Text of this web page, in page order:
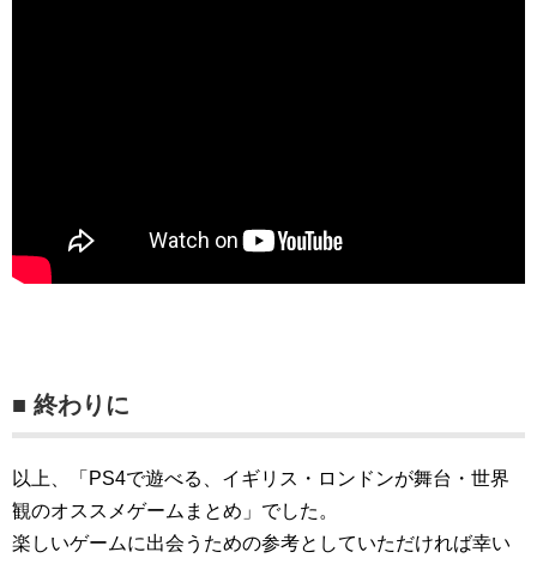
■ 終わりに
以上、「PS4で遊べる、イギリス・ロンドンが舞台・世界
観のオススメゲームまとめ」でした。
楽しいゲームに出会うための参考としていただければ幸い